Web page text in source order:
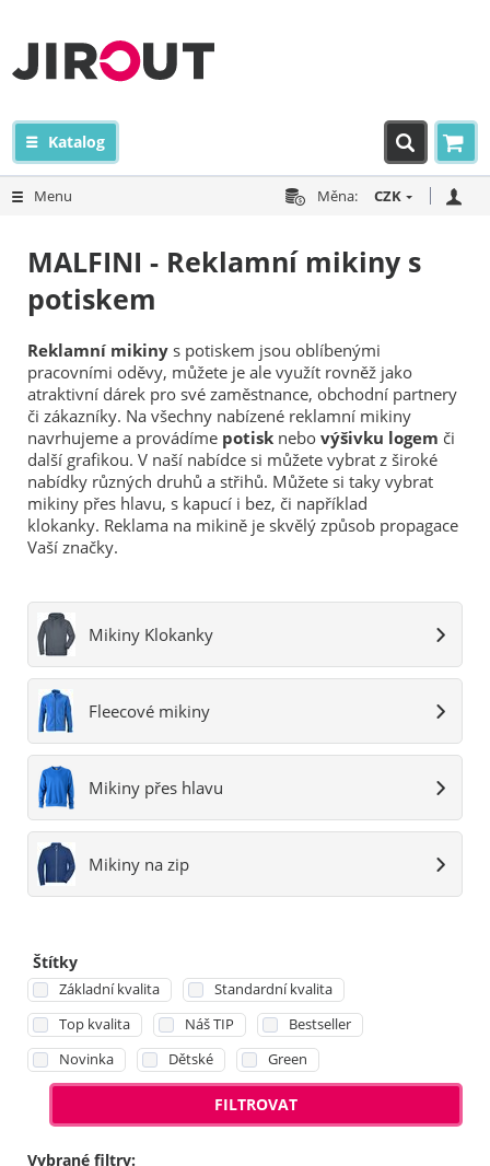
Katalog
Menu Měna: CZK
MALFINI - Reklamní mikiny s
potiskem
Reklamní mikiny s potiskem jsou oblíbenými
pracovními oděvy, můžete je ale využít rovněž jako
atraktivní dárek pro své zaměstnance, obchodní partnery
či zákazníky. Na všechny nabízené reklamní mikiny
navrhujeme a provádíme potisk nebo výšivku logem či
další grafikou. V naší nabídce si můžete vybrat z široké
nabídky různých druhů a střihů. Můžete si taky vybrat
mikiny přes hlavu, s kapucí i bez, či například
klokanky. Reklama na mikině je skvělý způsob propagace
Vaší značky.
Mikiny Klokanky
Fleecové mikiny
Mikiny přes hlavu
Mikiny na zip
Štítky
Základní kvalita
Standardní kvalita
Top kvalita
Náš TIP
Bestseller
Novinka
Dětské Green
FILTROVAT
Vybrané filtry: